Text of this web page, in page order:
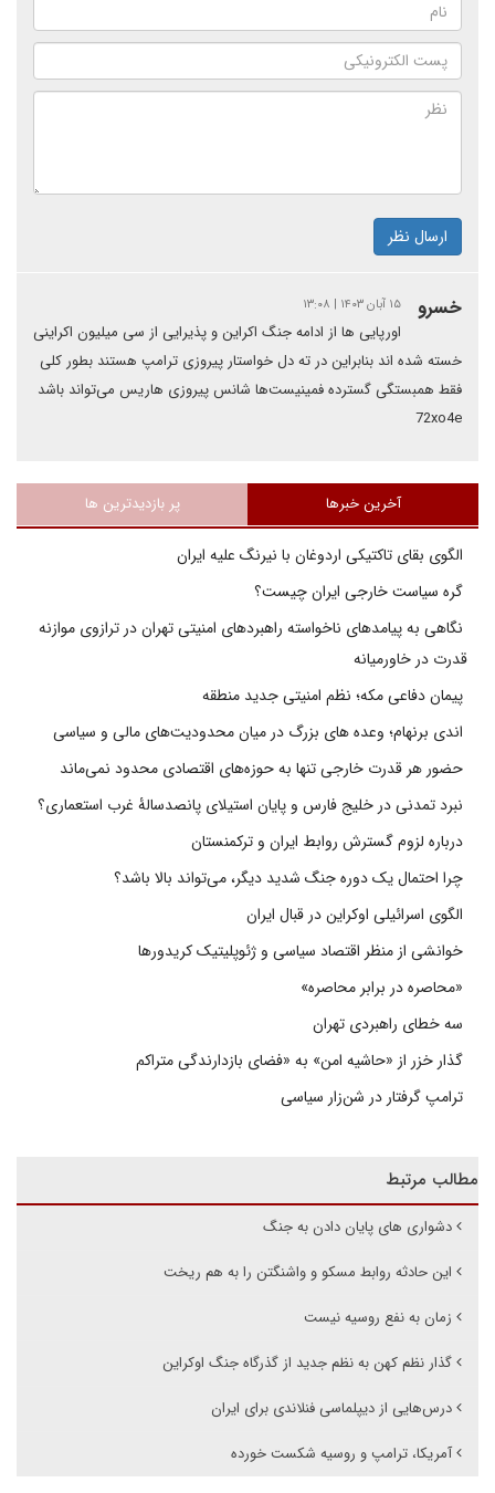
ارسال نظر
خسرو ۱۵ آبان ۱۴۰۳ | ۱۳:۰۸
اورپایی ها از ادامه جنگ اکراین و پذیرایی از سی میلیون اکراینی
خسته شده اند بنابراین در ته دل خواستار پیروزی ترامپ هستند بطور کلی
فقط همبستگی گسترده فمینیست‌ها شانس پیروزی هاریس می‌تواند باشد
72xo4e
آخرین خبرها پر بازدیدترین ها
الگوی بقای تاکتیکی اردوغان با نیرنگ علیه ایران
گره سیاست خارجی ایران چیست؟
نگاهی به پیامدهای ناخواسته راهبردهای امنیتی تهران در ترازوی موازنه
قدرت در خاورمیانه
پیمان دفاعی مکه؛ نظم امنیتی جدید منطقه
اندی برنهام؛ وعده های بزرگ در میان محدودیت‌های مالی و سیاسی
حضور هر قدرت خارجی تنها به حوزه‌های اقتصادی محدود نمی‌ماند
نبرد تمدنی در خلیج فارس و پایان استیلای پانصدسالۀ غرب استعماری؟
درباره لزوم گسترش روابط ایران و ترکمنستان
چرا احتمال یک دوره جنگ شدید دیگر، می‌تواند بالا باشد؟
الگوی اسرائیلی اوکراین در قبال ایران
خوانشی از منظر اقتصاد سیاسی و ژئوپلیتیک کریدورها
«محاصره در برابر محاصره»
سه خطای راهبردی تهران
گذار خزر از «حاشیه امن» به «فضای بازدارندگی متراکم
ترامپ گرفتار در شن‌زار سیاسی
مطالب مرتبط
دشواری های پایان دادن به جنگ
این حادثه روابط مسکو و واشنگتن را به هم ریخت
زمان به نفع روسیه نیست
گذار نظم کهن به نظم جدید از گذرگاه جنگ اوکراین
درس‌هایی از دیپلماسی فنلاندی برای ایران
آمریکا، ترامپ و روسیه شکست خورده